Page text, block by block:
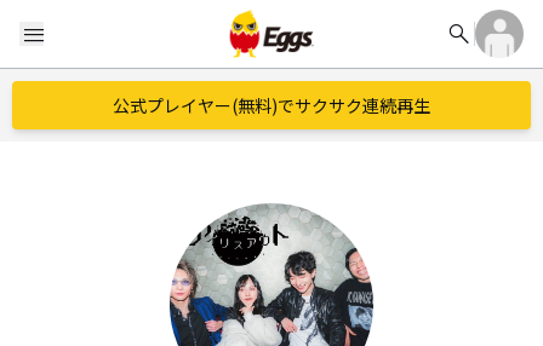
menu search
公式プレイヤー(無料)でサクサク連続再生